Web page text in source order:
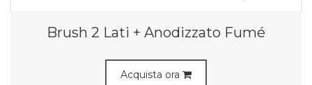
Brush 2 Lati + Anodizzato Fumé
Acquista ora